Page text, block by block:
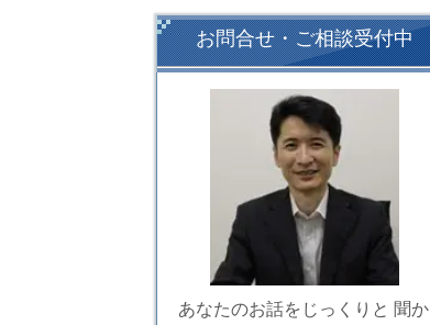
お問合せ・ご相談受付中
あなたのお話をじっくりと 聞か